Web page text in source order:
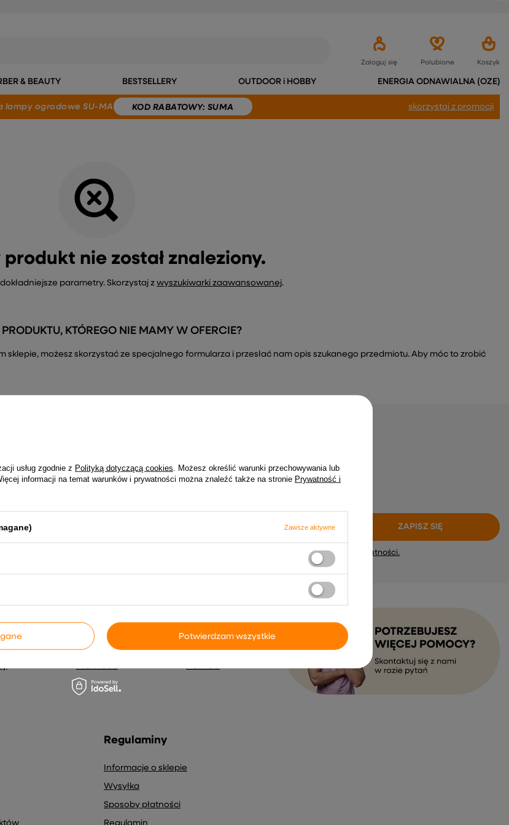
Zaloguj się Polubione Koszyk
& BEAUTY BESTSELLERY OUTDOOR i HOBBY ENERGIA ODNAWIALNA (OZE)
lampy ogrodowe SU-MA KOD RABATOWY: SUMA skorzystaj z promocji
produkt nie został znaleziony.
parametry. Skorzystaj z wyszukiwarki zaawansowanej.
PRODUKTU, KTÓREGO NIE MAMY W OFERCIE?
sklepie, możesz skorzystać ze specjalnego formularza i przesłać nam opis szukanego przedmiotu. Aby móc to zrobić
Dołącz do newslettera i nie przegap żadnych okazji
– tylko najciekawsze informacje, zero spamu!
Twój email
na potrzeby wysyłki newslettera z informacją handlową (marketing). Więcej wpolityce prywatności.
ZAPISZ SIĘ
Płatność Pomoc
Regulaminy
Informacje o sklepie
Wysyłka
Sposoby płatności
Regulamin
usług zgodnie z Polityką dotyczącą cookies . Możesz określić warunki przechowywania lub
informacji na temat warunków i prywatności można znaleźć także na stronie Prywatność i
Zawsze aktywne
Potwierdzam wszystkie